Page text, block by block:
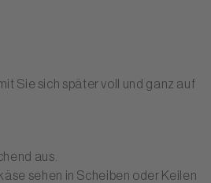
Sie sich später voll und ganz auf
aus.
sehen in Scheiben oder Keilen